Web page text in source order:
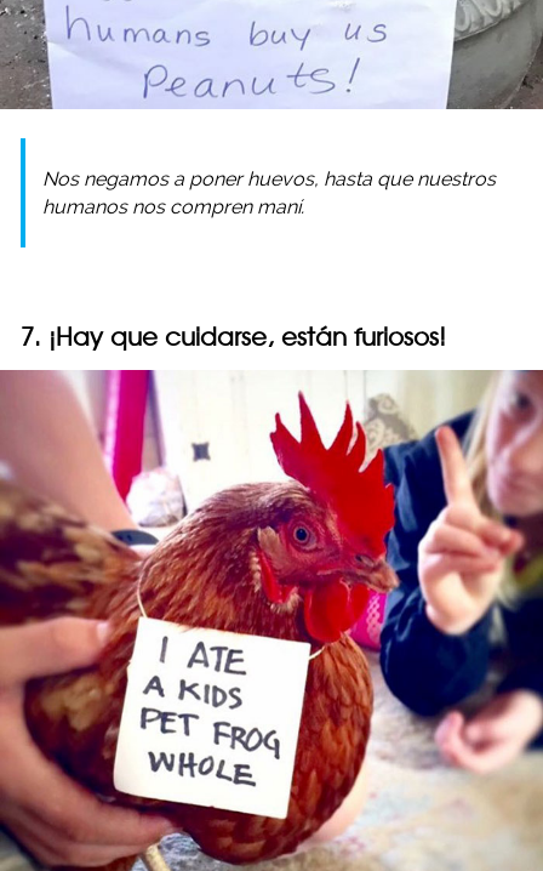
Nos negamos a poner huevos, hasta que nuestros
humanos nos compren maní.
7. ¡Hay que cuidarse, están furiosos!